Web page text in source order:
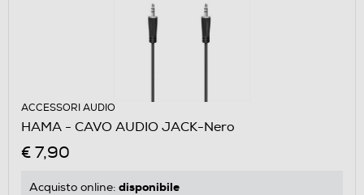
ACCESSORI AUDIO
HAMA - CAVO AUDIO JACK-Nero
€ 7,90
Acquisto online: disponibile